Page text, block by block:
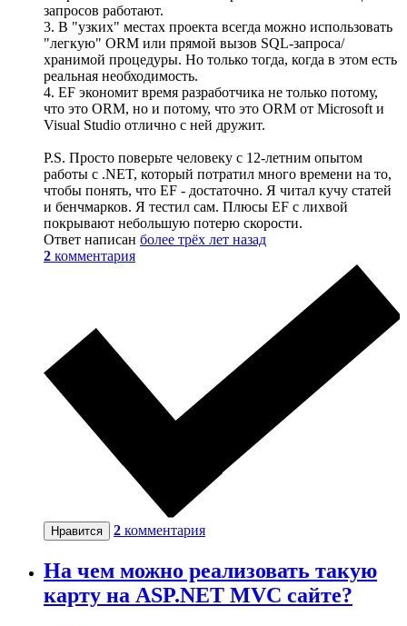
запросов работают.
3. В "узких" местах проекта всегда можно использовать
"легкую" ORM или прямой вызов SQL-запроса/
хранимой процедуры. Но только тогда, когда в этом есть
реальная необходимость.
4. EF экономит время разработчика не только потому,
что это ORM, но и потому, что это ORM от Microsoft и
Visual Studio отлично с ней дружит.
P.S. Просто поверьте человеку с 12-летним опытом
работы с .NET, который потратил много времени на то,
чтобы понять, что EF - достаточно. Я читал кучу статей
и бенчмарков. Я тестил сам. Плюсы EF с лихвой
покрывают небольшую потерю скорости.
Ответ написан более трёх лет назад
2 комментария
Нравится 2 комментария
На чем можно реализовать такую
карту на ASP.NET МVC сайте?